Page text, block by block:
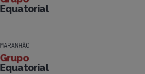
Equatorial
MARANHÃO
Grupo
Equatorial